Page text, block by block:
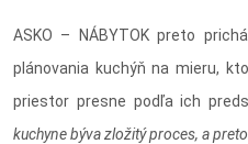
ASKO – NÁBYTOK preto
plánovania kuchýň na mieru,
priestor presne podľa ich
kuchyne býva zložitý proces, a